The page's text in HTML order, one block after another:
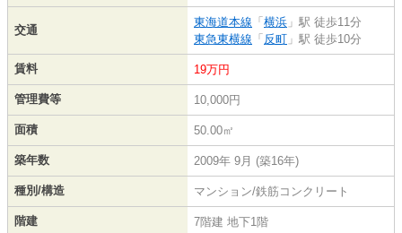
交通
東海道本線 「 横浜 」駅 徒歩11分
東急東横線 「 反町 」駅 徒歩10分
賃料 19万円
管理費等 10,000円
面積 50.00㎡
築年数 2009年 9月 (築16年)
種別/構造 マンション/鉄筋コンクリート
階建 7階建 地下1階